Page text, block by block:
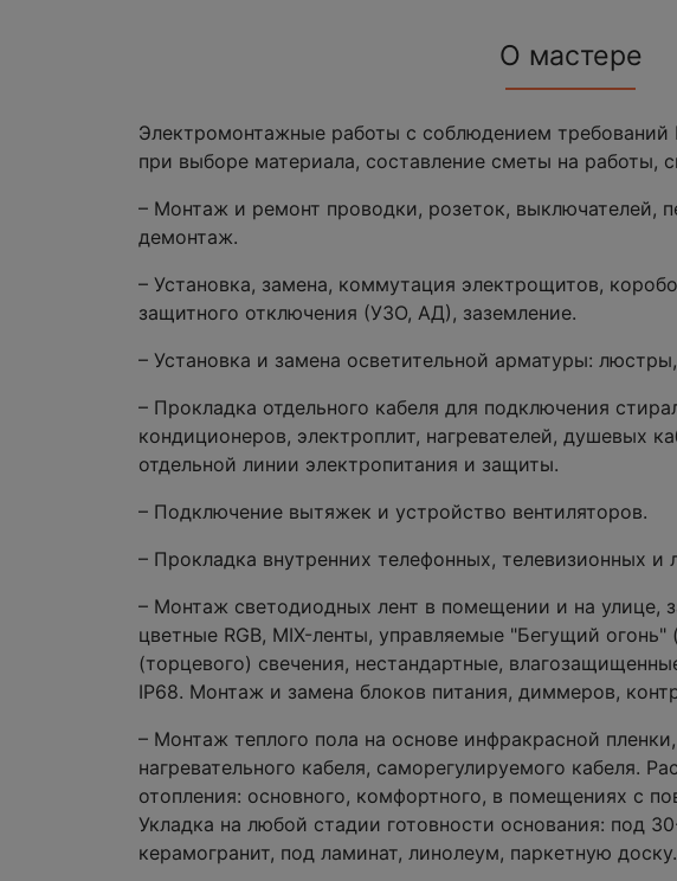
О мастере
Электромонтажные работы с соблюдением требований
при выборе материала, составление сметы на работы,
– Монтаж и ремонт проводки, розеток, выключателей,
демонтаж.
– Установка, замена, коммутация электрощитов,
защитного отключения (УЗО, АД), заземление.
– Установка и замена осветительной арматуры:
– Прокладка отдельного кабеля для подключения
кондиционеров, электроплит, нагревателей, душевых
отдельной линии электропитания и защиты.
– Подключение вытяжек и устройство вентиляторов.
– Прокладка внутренних телефонных, телевизионных и
– Монтаж светодиодных лент в помещении и на улице,
цветные RGB, MIX-ленты, управляемые "Бегущий
(торцевого) свечения, нестандартные,
IP68. Монтаж и замена блоков питания, диммеров,
– Монтаж теплого пола на основе инфракрасной
нагревательного кабеля, саморегулируемого кабеля.
отопления: основного, комфортного, в помещениях с
Укладка на любой стадии готовности основания: под
керамогранит, под ламинат, линолеум, паркетную доску.